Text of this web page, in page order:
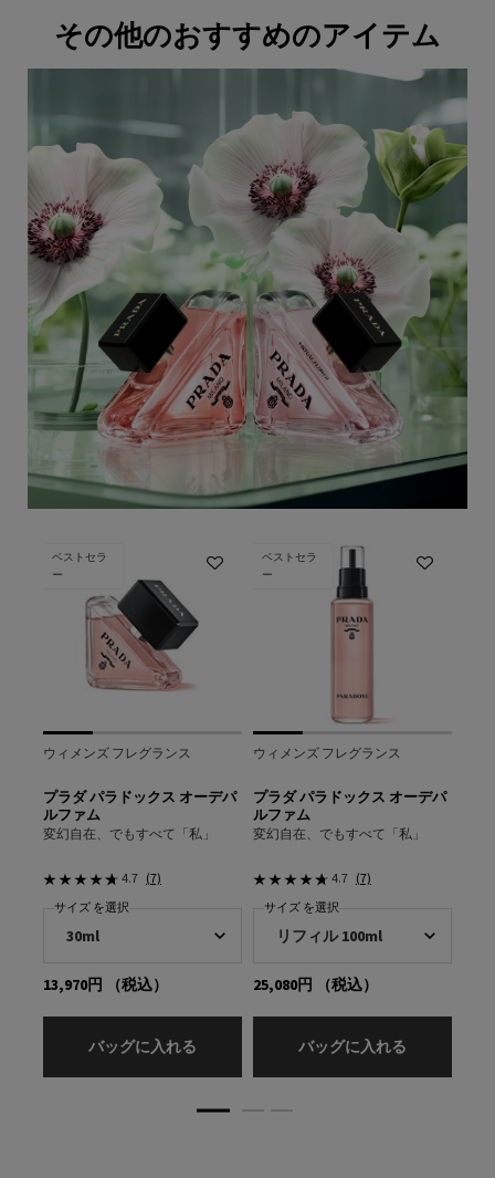
その他のおすすめのアイテム
ベストセラ
ー
ウィメンズ フレグランス
プラダ パラドックス オーデパ
ルファム
変幻自在、でもすべて「私」
4.7 (7)
サイズ を選択
13,970円 （税込）
バッグに入れる プラダ パラドックス オーデパルファム
ベストセラ
ー
ウィメンズ フレグランス
プラダ パラドックス オーデパ
ルファム
変幻自在、でもすべて「私」
4.7 (7)
サイズ を選択
25,080円 （税込）
バッグに入れる